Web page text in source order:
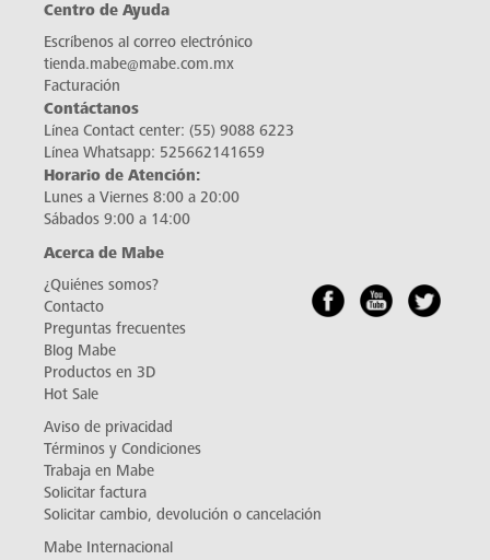
Centro de Ayuda
Escríbenos al correo electrónico
tienda.mabe@mabe.com.mx
Facturación
Contáctanos
Línea Contact center: (55) 9088 6223
Línea Whatsapp: 525662141659
Horario de Atención:
Lunes a Viernes 8:00 a 20:00
Sábados 9:00 a 14:00
Acerca de Mabe
¿Quiénes somos?
Contacto
Preguntas frecuentes
Blog Mabe
Productos en 3D
Hot Sale
Aviso de privacidad
Términos y Condiciones
Trabaja en Mabe
Solicitar factura
Solicitar cambio, devolución o cancelación
Mabe Internacional